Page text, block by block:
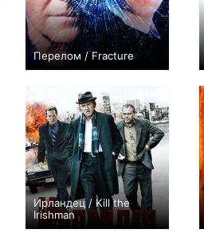
Перелом / Fracture
+125
Ирландец / Kill the
Irishman
+87